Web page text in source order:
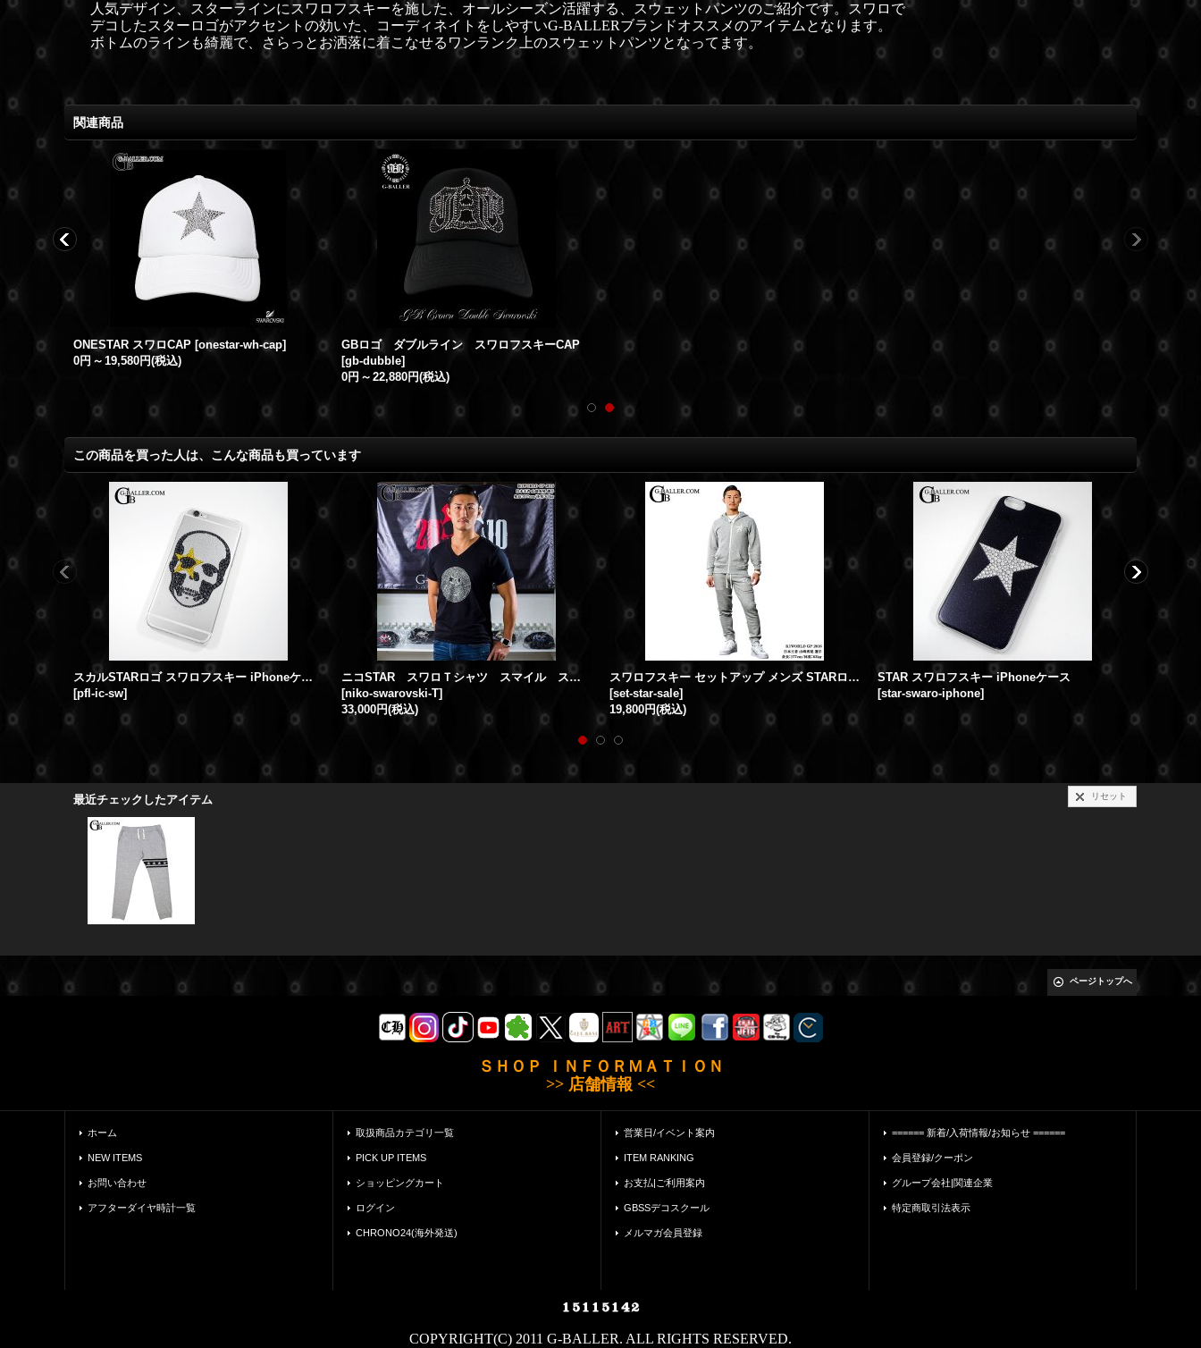
人気デザイン、スターラインにスワロフスキーを施した、 オールシーズン活躍する、スウェットパンツのご紹介です。スワロで
デコしたスターロゴがアクセントの効いた、コーディネイトをしやすいG-BALLERブランドオススメのアイテムとなります。
ボトムのラインも綺麗で、さらっとお洒落に着こなせるワンランク上のスウェットパンツとなってます。
関連商品
BUONA SERA スワロフスキー デニムスウェット スワロ セットアップ 新作 ONESTAR スワロCAP [onestar-wh-cap]
0円 ～ 19,580円(税込)
GBロゴ ダブルライン スワロフスキーCAP
[gb-dubble]
0円 ～ 22,880円(税込)
この商品を買った人は、こんな商品も買っています
スカルSTARロゴ スワロフスキー iPhoneケース
[pfl-ic-sw]
ニコSTAR スワロＴシャツ スマイル スワロフスキー 半袖 ニコチャン
[niko-swarovski-T]
33,000円(税込)
スワロフスキー セットアップ メンズ STARロゴ 在庫セール Ｍサイズ！
[set-star-sale]
19,800円(税込)
STAR スワロフスキー iPhoneケース
[star-swaro-iphone]
スワロフ
最近チェックしたアイテム リセット
ページトップへ
ＳＨＯＰ ＩＮＦＯＲＭＡＴＩＯＮ
>> 店舗情報 <<
ホーム
NEW ITEMS
お問い合わせ
アフターダイヤ時計一覧
取扱商品カテゴリ一覧
PICK UP ITEMS
ショッピングカート
ログイン
CHRONO24(海外発送)
営業日/イベント案内
ITEM RANKING
お支払|ご利用案内
GBSSデコスクール
メルマガ会員登録
====== 新着/入荷情報/お知らせ ======
会員登録/クーポン
グループ会社|関連企業
特定商取引法表示
COPYRIGHT(C) 2011 G-BALLER. ALL RIGHTS RESERVED.